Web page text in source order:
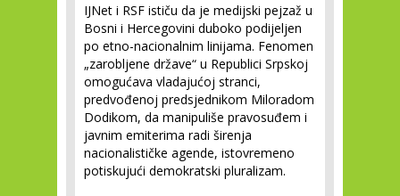
IJNet i RSF ističu da je medijski pejzaž u
Bosni i Hercegovini duboko podijeljen
po etno-nacionalnim linijama. Fenomen
„zarobljene države“ u Republici Srpskoj
omogućava vladajućoj stranci,
predvođenoj predsjednikom Miloradom
Dodikom, da manipuliše pravosuđem i
javnim emiterima radi širenja
nacionalističke agende, istovremeno
potiskujući demokratski pluralizam.